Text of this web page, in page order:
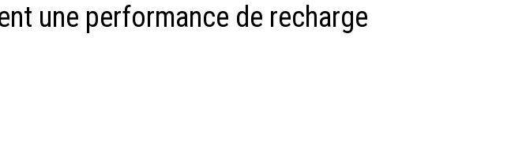
une performance de recharge